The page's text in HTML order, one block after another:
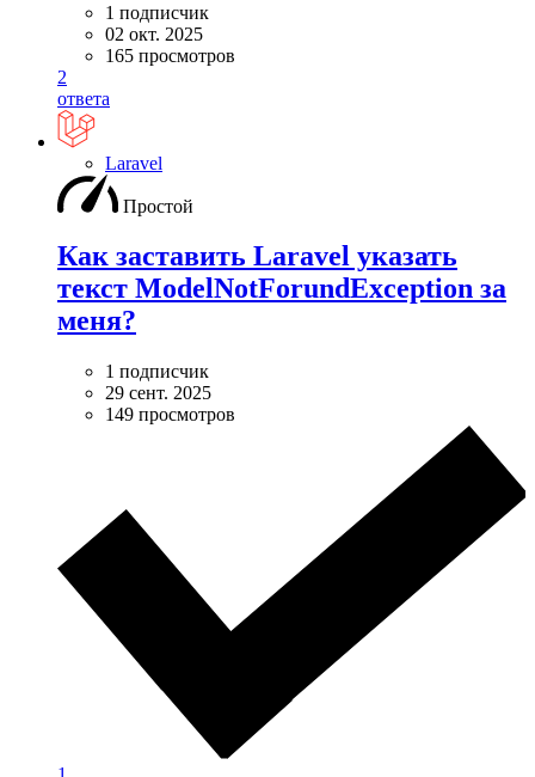
1 подписчик
02 окт. 2025
165 просмотров
2
ответа
Laravel
Простой
Как заставить Laravel указать
текст ModelNotForundException за
меня?
1 подписчик
29 сент. 2025
149 просмотров